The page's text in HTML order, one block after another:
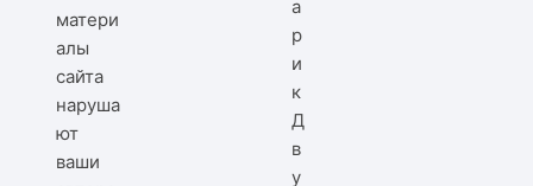
матери
алы
сайта
наруша
ют
ваши
Д
в
у